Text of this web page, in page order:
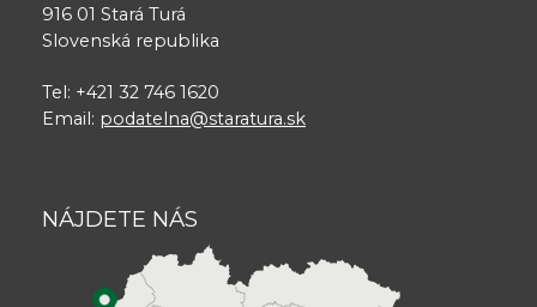
916 01 Stará Turá
Slovenská republika
Tel: +421 32 746 1620
Email: podatelna@staratura.sk
NÁJDETE NÁS